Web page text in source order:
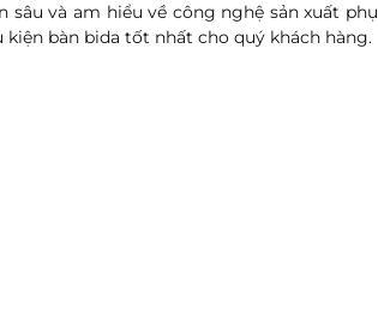
và am hiểu về công nghệ sản xuất phụ
bàn bida tốt nhất cho quý khách hàng.